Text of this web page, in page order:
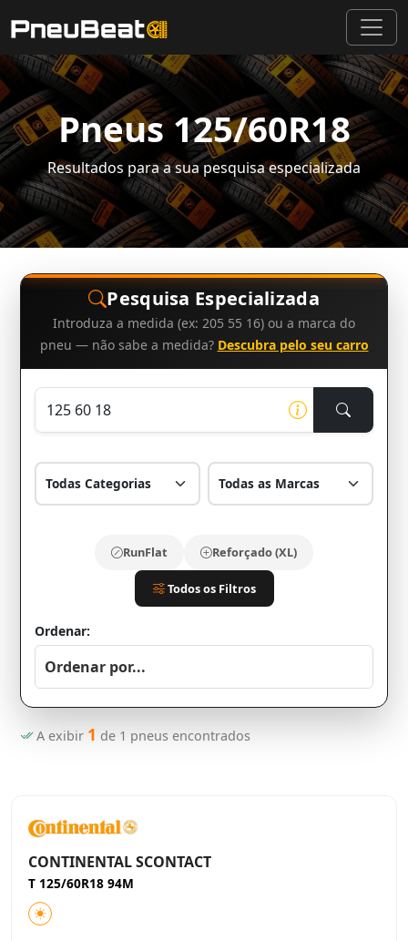
Pneus 125/60R18
Resultados para a sua pesquisa especializada
Pesquisa Especializada
Introduza a medida (ex: 205 55 16) ou a marca do
pneu — não sabe a medida? Descubra pelo seu carro
RunFlat Reforçado (XL)
Todos os Filtros
Ordenar:
A exibir 1 de 1 pneus encontrados
CONTINENTAL SCONTACT
T 125/60R18 94M